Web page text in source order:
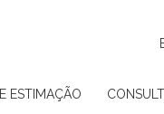
ESTIMAÇÃO